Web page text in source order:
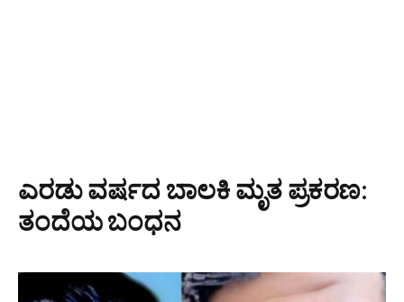
ಎರಡು ವರ್ಷದ ಬಾಲಕಿ ಮೃತ ಪ್ರಕರಣ:
ತಂದೆಯ ಬಂಧನ